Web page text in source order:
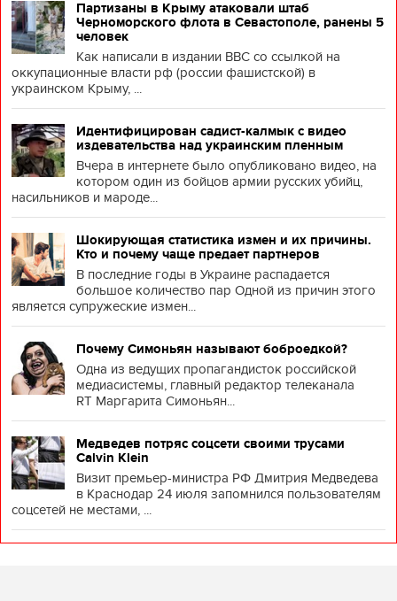
Партизаны в Крыму атаковали штаб
Черноморского флота в Севастополе, ранены 5
человек
Как написали в издании BBC со ссылкой на
оккупационные власти рф (россии фашистской) в
украинском Крыму, ...
Идентифицирован садист-калмык с видео
издевательства над украинским пленным
Вчера в интернете было опубликовано видео, на
котором один из бойцов армии русских убийц,
насильников и мароде...
Шокирующая статистика измен и их причины.
Кто и почему чаще предает партнеров
В последние годы в Украине распадается
большое количество пар Одной из причин этого
является супружеские измен...
Почему Симоньян называют боброедкой?
Одна из ведущих пропагандисток российской
медиасистемы, главный редактор телеканала
RT Маргарита Симоньян...
Медведев потряс соцсети своими трусами
Calvin Klein
Визит премьер-министра РФ Дмитрия Медведева
в Краснодар 24 июля запомнился пользователям
соцсетей не местами, ...